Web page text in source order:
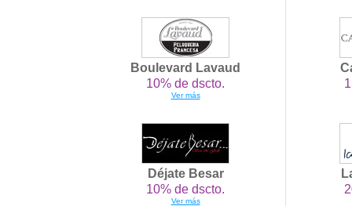
Boulevard Lavaud
10% de dscto.
Ver más
Déjate Besar
10% de dscto.
Ver más